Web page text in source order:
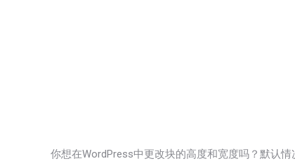
你想在WordPress中更改块的高度和宽度吗？默认